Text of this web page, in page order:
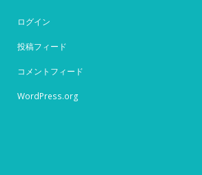
ログイン
投稿フィード
コメントフィード
WordPress.org